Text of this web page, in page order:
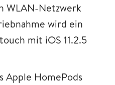
WLAN-Netzwerk
wird ein
mit iOS 11.2.5
Apple HomePods